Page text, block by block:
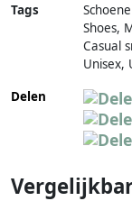
Tags
Shoes,
Casual
Unisex,
Delen